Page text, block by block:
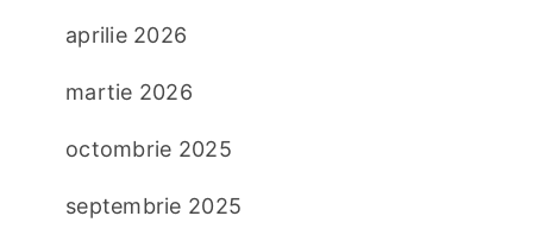
aprilie 2026
martie 2026
octombrie 2025
septembrie 2025